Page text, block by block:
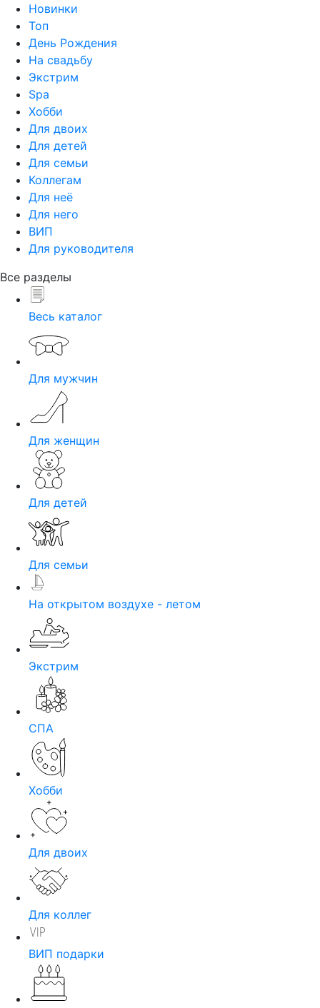
Новинки
Топ
День Рождения
На свадьбу
Экстрим
Spa
Хобби
Для двоих
Для детей
Для семьи
Коллегам
Для неё
Для него
ВИП
Для руководителя
Все разделы
Весь каталог
Для мужчин
Для женщин
Для детей
Для семьи
На открытом воздухе - летом
Экстрим
СПА
Хобби
Для двоих
Для коллег
ВИП подарки